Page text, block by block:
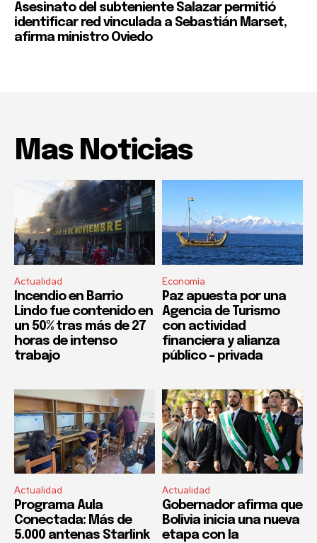
Asesinato del subteniente Salazar permitió
identificar red vinculada a Sebastián Marset,
afirma ministro Oviedo
Mas Noticias
Actualidad
Incendio en Barrio
Lindo fue contenido en
un 50% tras más de 27
horas de intenso
trabajo
Economía
Paz apuesta por una
Agencia de Turismo
con actividad
financiera y alianza
público – privada
Actualidad
Programa Aula
Conectada: Más de
5.000 antenas Starlink
Actualidad
Gobernador afirma que
Bolivia inicia una nueva
etapa con la